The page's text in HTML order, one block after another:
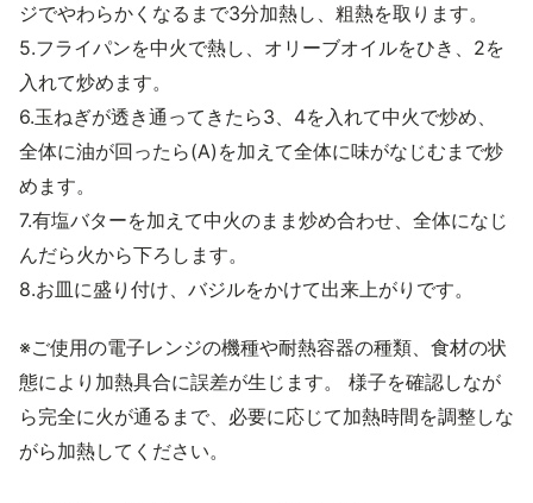
ジでやわらかくなるまで3分加熱し、粗熱を取ります。
5.フライパンを中火で熱し、オリーブオイルをひき、2を
入れて炒めます。
6.玉ねぎが透き通ってきたら3、4を入れて中火で炒め、
全体に油が回ったら(A)を加えて全体に味がなじむまで炒
めます。
7.有塩バターを加えて中火のまま炒め合わせ、全体になじ
んだら火から下ろします。
8.お皿に盛り付け、バジルをかけて出来上がりです。
※ご使用の電子レンジの機種や耐熱容器の種類、食材の状
態により加熱具合に誤差が生じます。 様子を確認しなが
ら完全に火が通るまで、必要に応じて加熱時間を調整しな
がら加熱してください。